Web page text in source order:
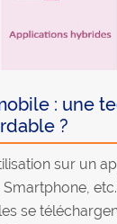
: une
?
sur un
se